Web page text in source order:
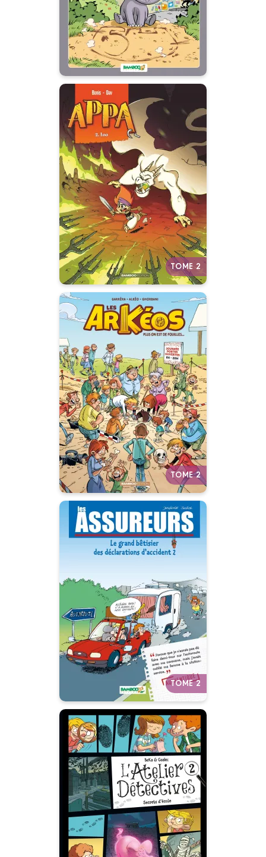
TOME 2
Appa
Tome 02
Date de parution :
05/07/2017
Une quête rythmée, pleine
d’humour et de créatures
surprenantes !
Autres tomes
TOME 2
Les Arkéos
Tome 02
Date de parution :
01/06/2022
L’archéologie, c’est pas
compliqué ! Il n’y a qu’à creuser.
Autres tomes
TOME 2
Les Assureurs : Le
grand bêtisier des
déclarations
d'accident
Tome 02
Date de parution :
01/08/2005
Autres tomes
L'Atelier
détectives
Tome 02
Date de parution :
07/03/2018
Isidore, Lola et Jules, les
membres de L’Atelier
Détectives, s’attaquent à quatre
nouveaux mystères.